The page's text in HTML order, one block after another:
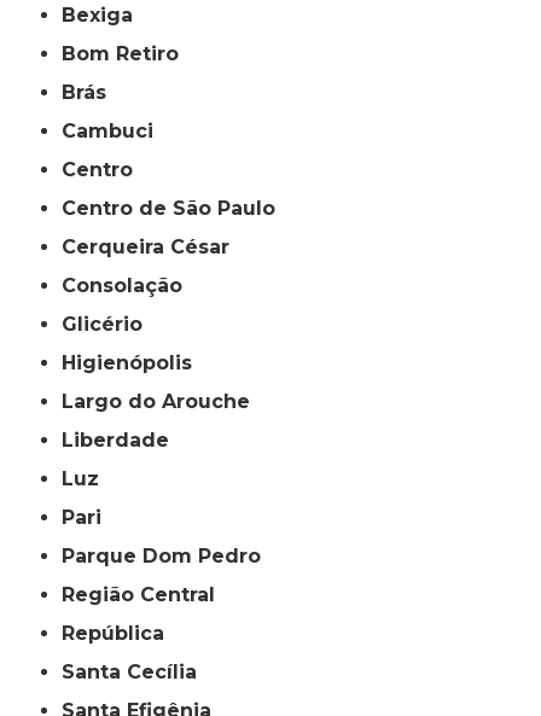
Bexiga
Bom Retiro
Brás
Cambuci
Centro
Centro de São Paulo
Cerqueira César
Consolação
Glicério
Higienópolis
Largo do Arouche
Liberdade
Luz
Pari
Parque Dom Pedro
Região Central
República
Santa Cecília
Santa Efigênia